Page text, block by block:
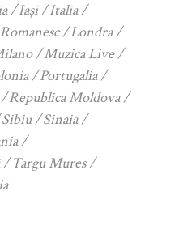
Iași
Italia
Londra
Muzica Live
Portugalia
Republica Moldova
Sibiu
Sinaia
Targu Mures